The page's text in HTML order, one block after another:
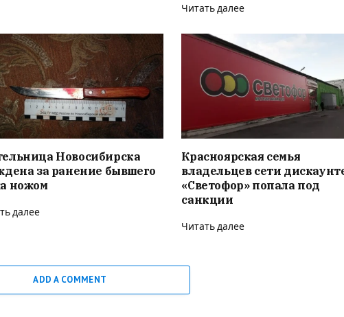
Читать далее
Новосибирска
за ранение бывшего
ножом
далее
Красноярская семья
владельцев сети
«Светофор» попала под
санкции
Читать далее
ADD A COMMENT